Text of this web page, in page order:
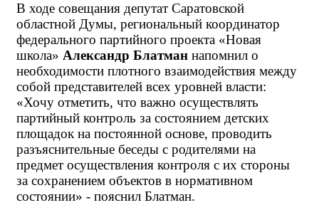
В ходе совещания депутат Саратовской
областной Думы, региональный координатор
федерального партийного проекта «Новая
школа» Александр Блатман напомнил о
необходимости плотного взаимодействия между
собой представителей всех уровней власти:
«Хочу отметить, что важно осуществлять
партийный контроль за состоянием детских
площадок на постоянной основе, проводить
разъяснительные беседы с родителями на
предмет осуществления контроля с их стороны
за сохранением объектов в нормативном
состоянии» - пояснил Блатман.